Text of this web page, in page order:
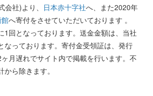
社)より、 日本赤十字社へ、また2020年
へ寄付をさせていただいております 。
1回となっております。送金金額は、当社
なっております。寄付金受領証は、発行
月遅れでサイト内で掲載を行います。不
ら除きます。